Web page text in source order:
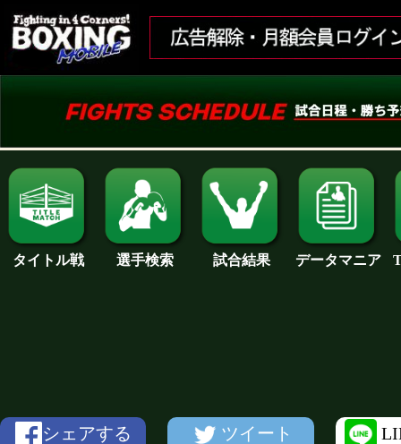
タイトル戦 選手検索 試合結果 データマニア
シェアする ツイート